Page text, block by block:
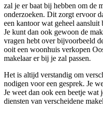
zal je er baat bij hebben om de
onderzoeken. Dit zorgt ervoor
een kantoor wat geheel
Je kunt dan ook gewoon de
vragen hebt over bijvoorbeeld
ooit een woonhuis verkopen
makelaar er bij je zal passen.
Het is altijd verstandig om
nodigen voor een gesprek. Je
Je weet dan ook een beetje
diensten van verscheidene